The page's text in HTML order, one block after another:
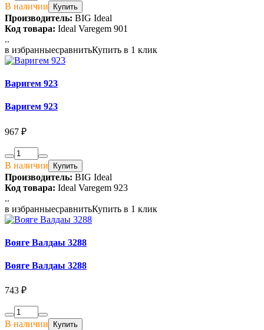
В наличии Купить
Производитель: BIG Ideal
Код товара: Ideal Varegem 901
..
в избранныесравнитьКупить в 1 клик
Варигем 923
Варигем 923
967 ₽
В наличии Купить
Производитель: BIG Ideal
Код товара: Ideal Varegem 923
..
в избранныесравнитьКупить в 1 клик
Вояге Валдаы 3288
Вояге Валдаы 3288
743 ₽
В наличии Купить